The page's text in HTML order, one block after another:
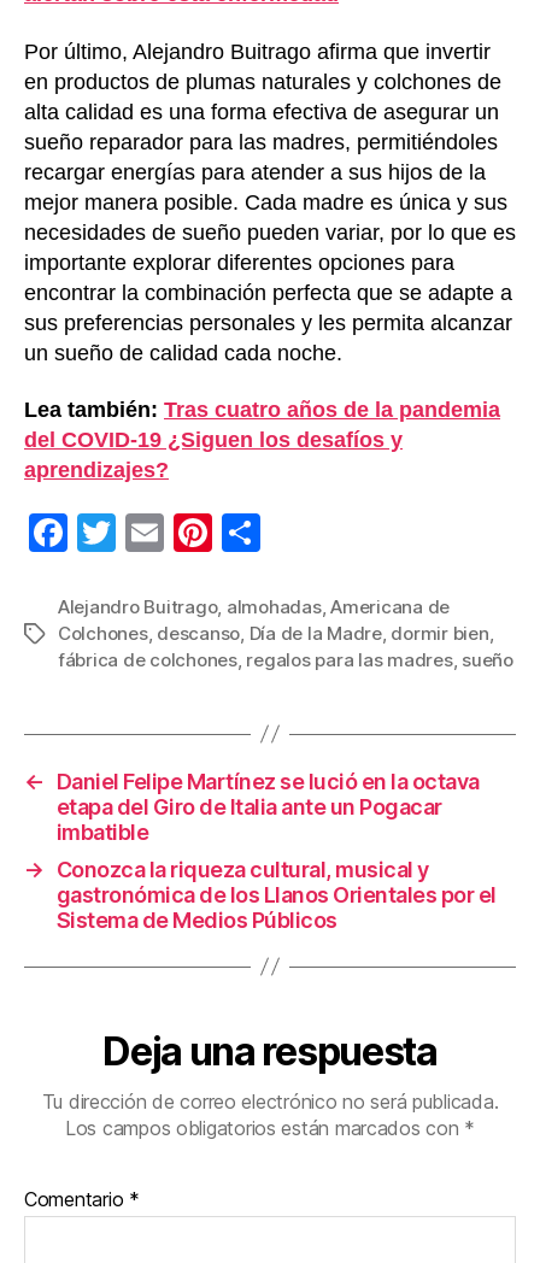
Por último, Alejandro Buitrago afirma que invertir
en productos de plumas naturales y colchones de
alta calidad es una forma efectiva de asegurar un
sueño reparador para las madres, permitiéndoles
recargar energías para atender a sus hijos de la
mejor manera posible. Cada madre es única y sus
necesidades de sueño pueden variar, por lo que es
importante explorar diferentes opciones para
encontrar la combinación perfecta que se adapte a
sus preferencias personales y les permita alcanzar
un sueño de calidad cada noche.
Lea también: Tras cuatro años de la pandemia
del COVID-19 ¿Siguen los desafíos y
aprendizajes?
F
c
e
o
o
k
T
tt
er
E
ail
Pi
er
e
m
p
tir
Etiquetas
Alejandro Buitrago, almohadas,Americana de
Colchones, descanso Día de la Madre, dormir bien
fábrica de colchones, regalos para las madres, sueño
←
Daniel Felipe Martínez se lució en la octava
etapa del Giro de Italia ante un Pogacar
imbatible
→
Conozca la riqueza cultural, musical y
gastronómica de los Llanos Orientales por el
Sistema de Medios Públicos
Deja una respuesta
Tu dirección de correo electrónico no será publicada.
Los campos obligatorios están marcados con *
Comentario *